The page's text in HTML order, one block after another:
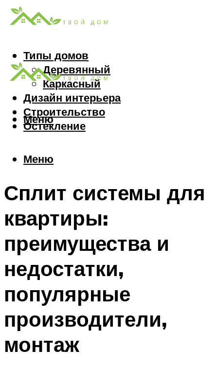
Типы домов
Деревянный
Каркасный
Дизайн интерьера
Строительство
Остекление
Меню
Меню
Сплит системы для
квартиры:
преимущества и
недостатки,
популярные
производители,
монтаж